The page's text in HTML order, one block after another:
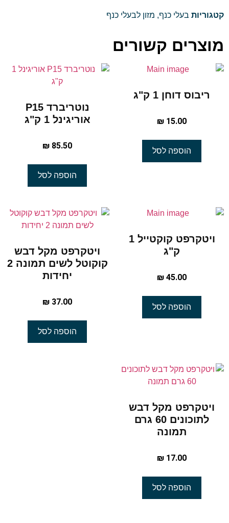
קטגוריות בעלי כנף, מזון לבעלי כנף
מוצרים קשורים
ריבוס דוחן 1 ק"ג
₪ 15.00
הוספה לסל
נוטריברד P15
אוריגינל 1 ק"ג
₪ 85.50
הוספה לסל
ויטקרפט קוקטייל 1
ק"ג
₪ 45.00
הוספה לסל
ויטקרפט מקל דבש
קוקוטל לשים תמונה 2
יחידות
₪ 37.00
הוספה לסל
ויטקרפט מקל דבש
לתוכונים 60 גרם
תמונה
₪ 17.00
הוספה לסל